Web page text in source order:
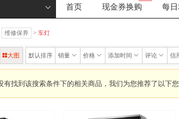
首页 现金券换购 每
维修保养 > 车灯
大图 默认排序 销量 价格 添加时间 评论 信
有找到该搜索条件下的相关商品，我们为您推荐了以下